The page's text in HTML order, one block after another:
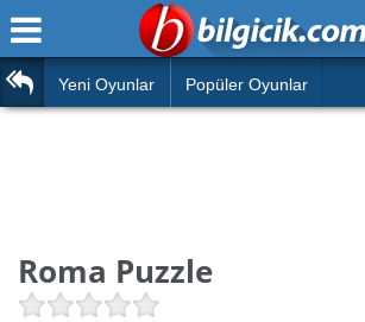
Araba
Futbol
Çocuk
Ana
Yeni Oyunlar Popüler Oyunlar
Roma Puzzle